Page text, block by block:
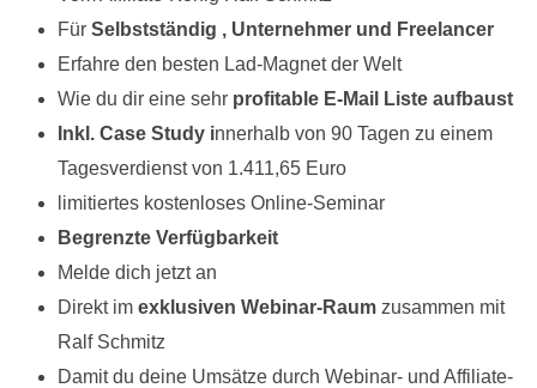
Für Selbstständig , Unternehmer und Freelancer
Erfahre den besten Lad-Magnet der Welt
Wie du dir eine sehr profitable E-Mail Liste aufbaust
Inkl. Case Study innerhalb von 90 Tagen zu einem
Tagesverdienst von 1.411,65 Euro
limitiertes kostenloses Online-Seminar
Begrenzte Verfügbarkeit
Melde dich jetzt an
Direkt im exklusiven Webinar-Raum zusammen mit
Ralf Schmitz
Damit du deine Umsätze durch Webinar- und Affiliate-